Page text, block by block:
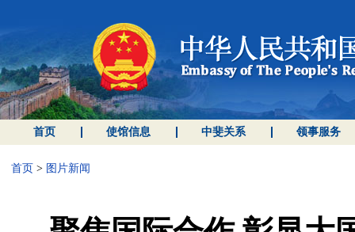
首页 使馆信息 中斐关系 领事服务
首页 > 图片新闻